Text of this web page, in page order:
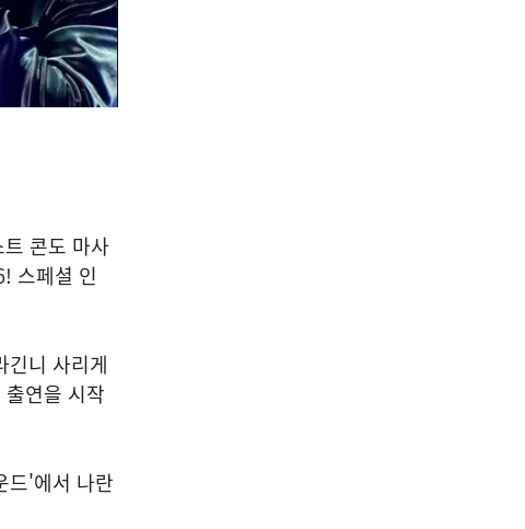
콘도 마사
스페셜 인
긴니 사리게
연을 시작
드'에서 나란